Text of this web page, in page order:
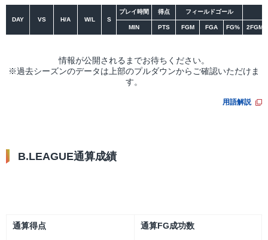
DAY VS H/A W/L S
プレイ時間 得点 フィールドゴール
MIN PTS FGM FGA FG% 2FGM
情報が公開されるまでお待ちください。
※過去シーズンのデータは上部のプルダウンからご確認いただけま
す。
用語解説
B.LEAGUE通算成績
通算得点 通算FG成功数